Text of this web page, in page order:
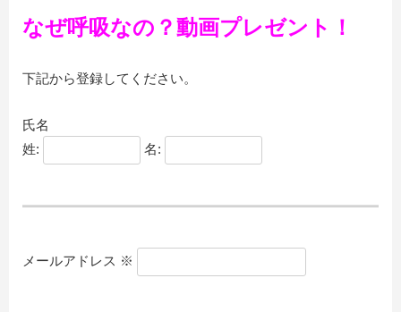
なぜ呼吸なの？動画プレゼント！
下記から登録してください。
氏名
姓:
名:
メールアドレス ※